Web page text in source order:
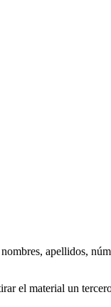
apellidos,
el material un